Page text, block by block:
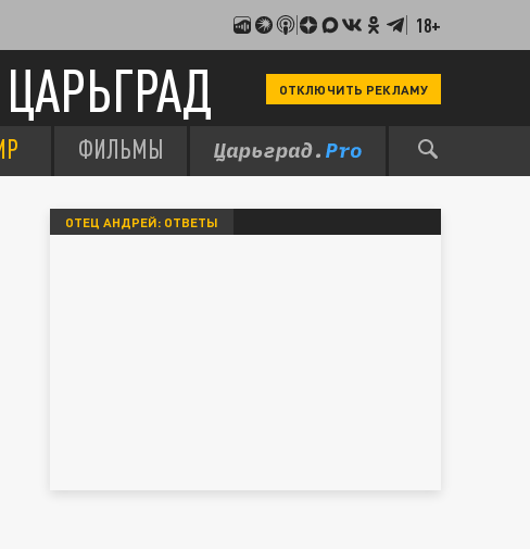
18+
ЦАРЬГРАД ОТКЛЮЧИТЬ РЕКЛАМУ
ФИЛЬМЫ
ОТЕЦ АНДРЕЙ: ОТВЕТЫ